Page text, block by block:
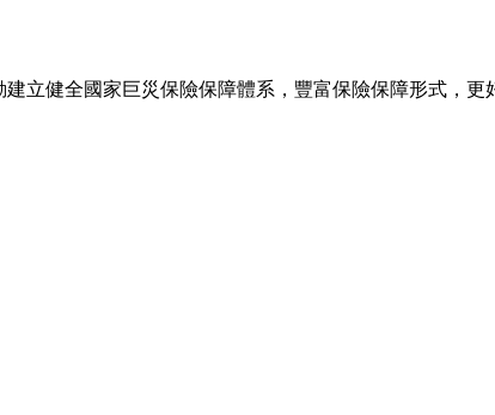
立健全國家巨災保險保障體系，豐富保險保障形式，更